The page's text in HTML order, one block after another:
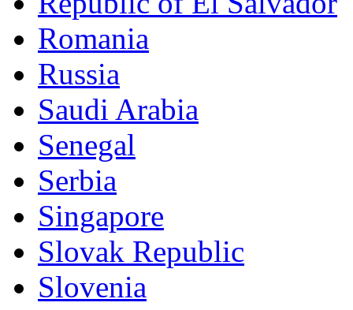
Romania
Russia
Saudi Arabia
Senegal
Serbia
Singapore
Slovak Republic
Slovenia